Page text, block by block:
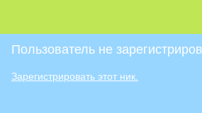
Пользователь не
Зарегистрировать этот ник.